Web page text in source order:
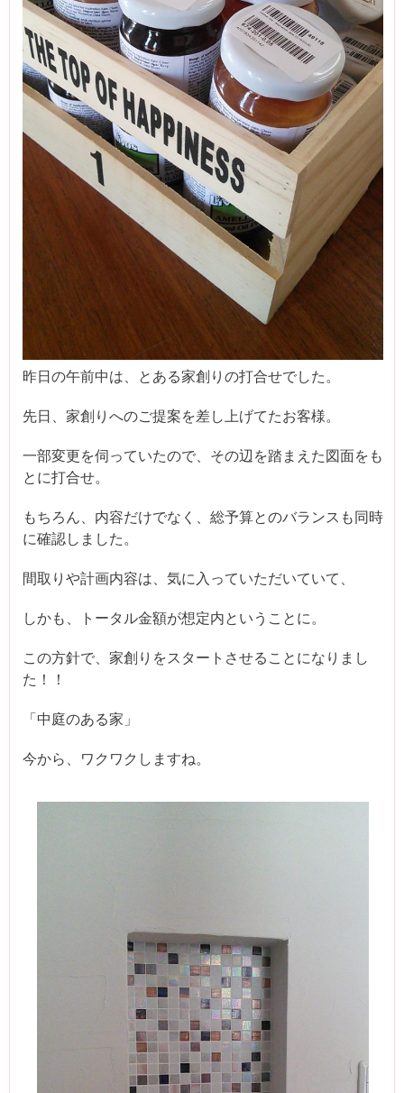
昨日の午前中は、とある家創りの打合せでした。
先日、家創りへのご提案を差し上げてたお客様。
一部変更を伺っていたので、その辺を踏まえた図面をも
とに打合せ。
もちろん、内容だけでなく、総予算とのバランスも同時
に確認しました。
間取りや計画内容は、気に入っていただいていて、
しかも、トータル金額が想定内ということに。
この方針で、家創りをスタートさせることになりまし
た！！
「中庭のある家」
今から、ワクワクしますね。